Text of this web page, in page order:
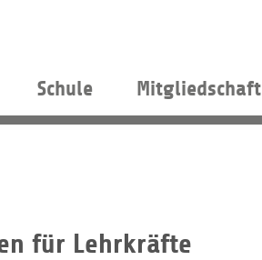
Schule Mitgliedschaft
für Lehrkräfte